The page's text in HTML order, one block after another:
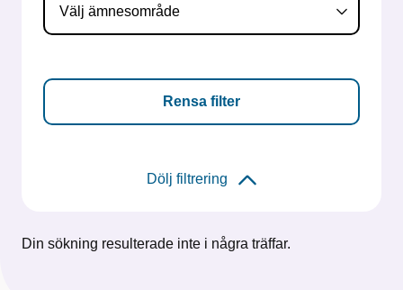
Rensa filter
Dölj filtrering
Din sökning resulterade inte i några träffar.